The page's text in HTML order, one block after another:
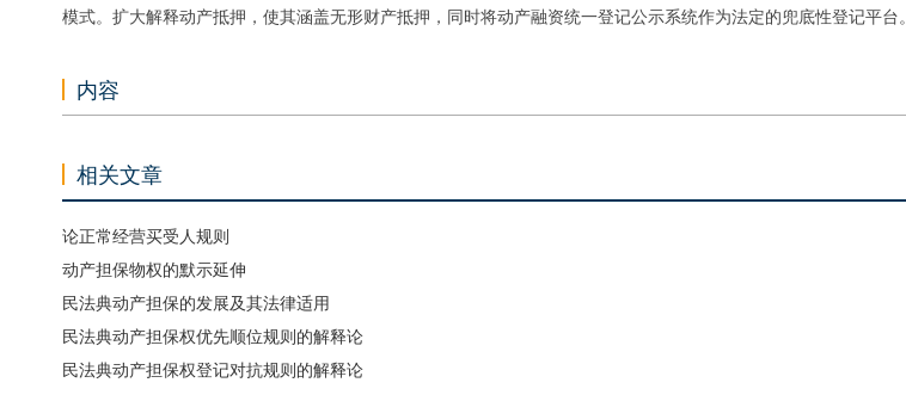
模式。扩大解释动产抵押，使其涵盖无形财产抵押，同时将动产融资统一登记公示系统作为法定的兜底性登记平台。
内容
相关文章
论正常经营买受人规则
动产担保物权的默示延伸
民法典动产担保的发展及其法律适用
民法典动产担保权优先顺位规则的解释论
民法典动产担保权登记对抗规则的解释论